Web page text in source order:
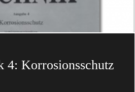
4: Korrosionsschutz